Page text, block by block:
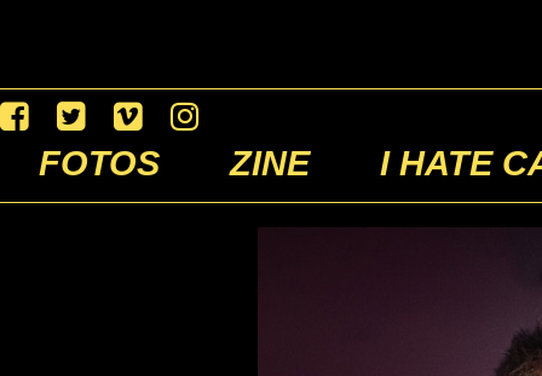
FOTOS ZINE I HATE